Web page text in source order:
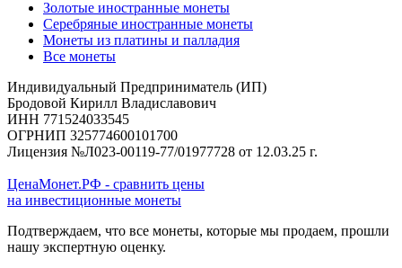
Золотые иностранные монеты
Серебряные иностранные монеты
Монеты из платины и палладия
Все монеты
Индивидуальный Предприниматель (ИП)
Бродовой Кирилл Владиславович
ИНН 771524033545
ОГРНИП 325774600101700
Лицензия №Л023-00119-77/01977728 от 12.03.25 г.
ЦенаМонет.РФ - сравнить цены
на инвестиционные монеты
Подтверждаем, что все монеты, которые мы продаем, прошли
нашу экспертную оценку.